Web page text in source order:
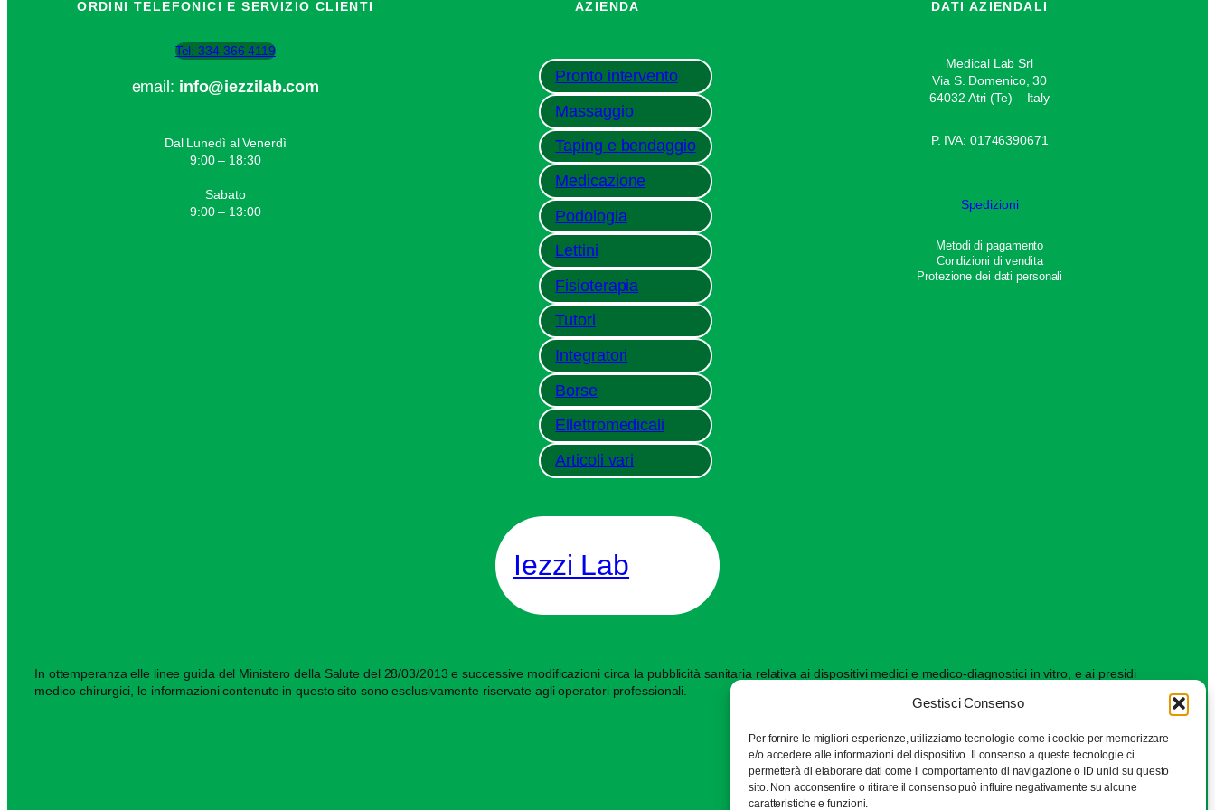
Gestisci Consenso
Per fornire le migliori esperienze, utilizziamo tecnologie come i cookie per memorizzare
e/o accedere alle informazioni del dispositivo. Il consenso a queste tecnologie ci
permetterà di elaborare dati come il comportamento di navigazione o ID unici su questo
sito. Non acconsentire o ritirare il consenso può influire negativamente su alcune
caratteristiche e funzioni.
ORDINI TELEFONICI E SERVIZIO CLIENTI
Tel: 334 366 4119
email: info@iezzilab.com
Dal Lunedì al Venerdì
9:00 – 18:30
Sabato
9:00 – 13:00
AZIENDA
Pronto intervento
Massaggio
Taping e bendaggio
Medicazione
Podologia
Lettini
Fisioterapia
Tutori
Integratori
Borse
Ellettromedicali
Articoli vari
DATI AZIENDALI
Medical Lab Srl
Via S. Domenico, 30
64032 Atri (Te) – Italy
P. IVA: 01746390671
Spedizioni
Metodi di pagamento
Condizioni di vendita
Protezione dei dati personali
Iezzi Lab
In ottemperanza elle linee guida del Ministero della Salute del 28/03/2013 e successive modificazioni circa la pubblicità sanitaria relativa ai dispositivi medici e medico-diagnostici in vitro, e ai presidi
medico-chirurgici, le informazioni contenute in questo sito sono esclusivamente riservate agli operatori professionali.